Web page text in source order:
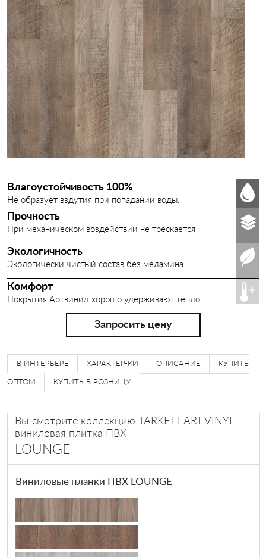
Влагоустойчивость 100%
Не образует вздутия при попадании воды.
Прочность
При механическом воздействии не трескается
Экологичность
Экологически чистый состав без меламина
Комфорт
Покрытия Артвинил хорошо удерживают тепло
Запросить цену
В ИНТЕРЬЕРЕ ХАРАКТЕР-КИ ОПИСАНИЕ КУПИТЬ
ОПТОМ КУПИТЬ В РОЗНИЦУ
Вы смотрите коллекцию TARKETT ART VINYL -
виниловая плитка ПВХ
LOUNGE
Виниловые планки ПВХ LOUNGE